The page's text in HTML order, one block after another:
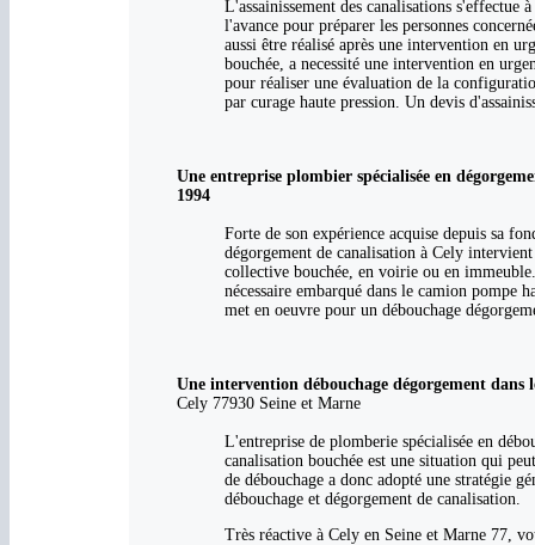
L'assainissement des canalisations
l'avance pour préparer les personnes
aussi être réalisé après une intervention en
bouchée, a necessité une intervention en
pour réaliser une évaluation de la
par curage haute pression. Un devis
Une entreprise plombier spécialisée en
1994
Forte de son expérience acquise depuis sa
dégorgement de canalisation à Cely
collective bouchée, en voirie ou en
nécessaire embarqué dans le camion pompe
met en oeuvre pour un débouchage
Une intervention débouchage dégorgement dans
Cely 77930 Seine et Marne
L'entreprise de plomberie spécialisée en
canalisation bouchée est une situation qui
de débouchage a donc adopté une stratégie
débouchage et dégorgement de canalisation.
Très réactive à Cely en Seine et Marne 77,